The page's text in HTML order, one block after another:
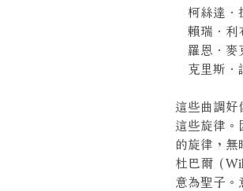
柯絲達．
賴瑞．利
羅恩．麥
克里斯．
這些曲調
這些旋律
的旋律，
杜巴爾（
意為聖子。